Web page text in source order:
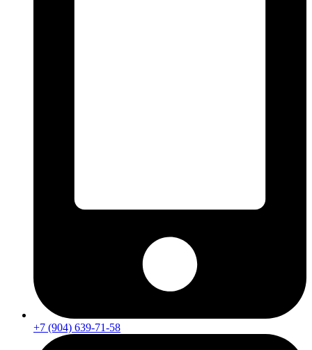
+7 (904) 639-71-58